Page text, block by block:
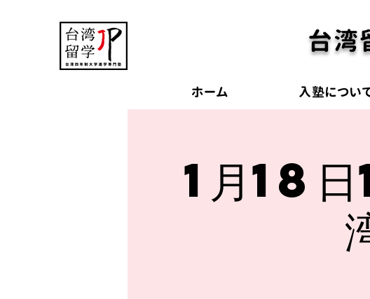
台湾
ホーム 入塾につい
1月18日